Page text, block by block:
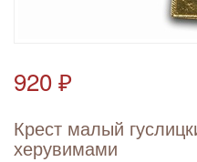
920 ₽
Крест малый
херувимами